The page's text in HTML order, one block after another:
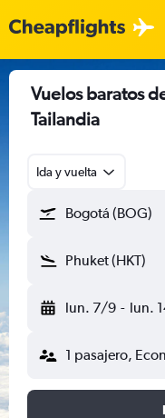
Vuelos baratos
Tailandia
Ida y vuelta
Bogotá (BOG)
Phuket (HKT)
lun. 7/9 - lun.
1 pasajero,